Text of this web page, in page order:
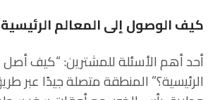
كيف الوصول إلى المعالم
أحد أهم الأسئلة للمشترين: “كيف أصل
الرئيسية؟” المنطقة متصلة جيدًا عبر